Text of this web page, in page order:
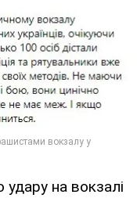
удару на вокзалі